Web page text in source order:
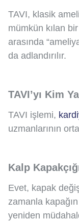
TAVI, klasik
mümkün kılan
arasında
da adlandırılır.
TAVI’yı Kim
TAVI işlemi,
uzmanlarının
Kalp
Evet, kapak
zamanla
yeniden